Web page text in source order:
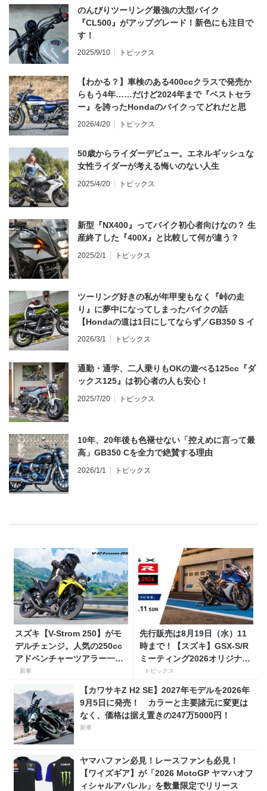
のんびりツーリング最強の大型バイク
『CL500』がアップグレード！新色にも注目で
す！
2025/9/10 トピックス
【わかる？】車検のある400ccクラスで発売か
らもう4年……だけど2024年まで『ベストセラ
ー』を誇ったHondaのバイクってどれだと思
う？
2026/4/20 トピックス
50歳からライダーデビュー。エネルギッシュな
女性ライダーが考える悔いのない人生
2025/4/20 トピックス
新型『NX400』ってバイク初心者向けなの？ 生
産終了した『400X』と比較して何が違う？
2025/2/1 トピックス
ツーリング好きの私が年甲斐もなく『峠の走
り』に夢中になってしまったバイクの話
【Hondaの道は1日にしてならず／GB350 S イ
ンプレ・レビュー 前編】
2026/3/1 トピックス
通勤・通学、二人乗りもOKの遊べる125cc『ダ
ックス125』は初心者の人も安心！
2025/7/20 トピックス
10年、20年後も色褪せない「控えめに言って最
高」GB350 Cを全力で絶賛する理由
2026/1/1 トピックス
スズキ【V-Strom 250】がモ
デルチェンジ。人気の250cc
アドベンチャーツアラー一部
仕様を変更して7月23日発
売。価格68万5300円
新車
先行販売は8月19日（水）11
時まで！【スズキ】GSX-S/R
ミーティング2026オリジナル
グッズを手に入れよう！
トピックス
【カワサキZ H2 SE】2027年モデルを2026年
9月5日に発売！ カラーと主要諸元に変更は
なく、価格は据え置きの247万5000円！
新車
ヤマハファン必見！レースファンも必見！
【ワイズギア】が「2026 MotoGP ヤマハオフ
ィシャルアパレル」を数量限定でリリース